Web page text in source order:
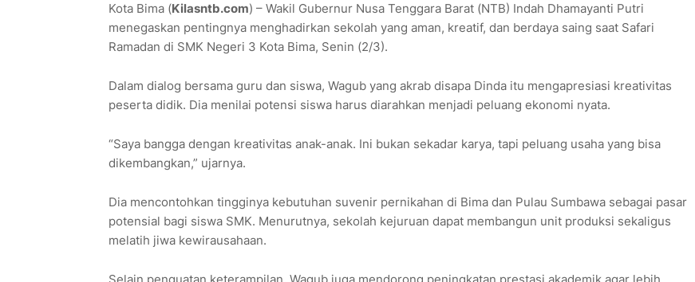
Kota Bima (Kilasntb.com) – Wakil Gubernur Nusa Tenggara Barat (NTB) Indah Dhamayanti Putri
menegaskan pentingnya menghadirkan sekolah yang aman, kreatif, dan berdaya saing saat Safari
Ramadan di SMK Negeri 3 Kota Bima, Senin (2/3).
Dalam dialog bersama guru dan siswa, Wagub yang akrab disapa Dinda itu mengapresiasi kreativitas
peserta didik. Dia menilai potensi siswa harus diarahkan menjadi peluang ekonomi nyata.
“Saya bangga dengan kreativitas anak-anak. Ini bukan sekadar karya, tapi peluang usaha yang bisa
dikembangkan,” ujarnya.
Dia mencontohkan tingginya kebutuhan suvenir pernikahan di Bima dan Pulau Sumbawa sebagai pasar
potensial bagi siswa SMK. Menurutnya, sekolah kejuruan dapat membangun unit produksi sekaligus
melatih jiwa kewirausahaan.